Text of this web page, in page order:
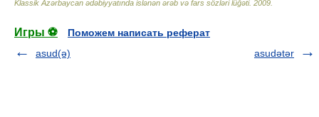
Klassik Azərbaycan ədəbiyyatında islənən ərəb və fars sözləri lüğəti. 2009
Игры ⚽
Поможем написать реферат
asud(ə)
asudətər